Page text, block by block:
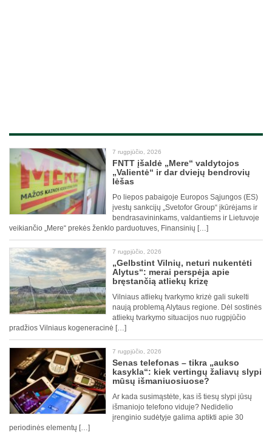
7 rugpjūčio, 2026
FNTT įšaldė „Mere“ valdytojos
„Valientė“ ir dar dviejų bendrovių
lėšas
Po liepos pabaigoje Europos Sąjungos (ES)
įvestų sankcijų „Svetofor Group“ įkūrėjams ir
bendrasavininkams, valdantiems ir Lietuvoje
veikiančio „Mere“ prekės ženklo parduotuves, Finansinių […]
7 rugpjūčio, 2026
„Gelbstint Vilnių, neturi nukentėti
Alytus“: merai perspėja apie
bręstančią atliekų krizę
Vilniaus atliekų tvarkymo krizė gali sukelti
naują problemą Alytaus regione. Dėl sostinės
atliekų tvarkymo situacijos nuo rugpjūčio
pradžios Vilniaus kogeneracinė […]
7 rugpjūčio, 2026
Senas telefonas – tikra „aukso
kasykla“: kiek vertingų žaliavų slypi
mūsų išmaniuosiuose?
Ar kada susimąstėte, kas iš tiesų slypi jūsų
išmaniojo telefono viduje? Nedidelio
įrenginio sudėtyje galima aptikti apie 30
periodinės elementų […]